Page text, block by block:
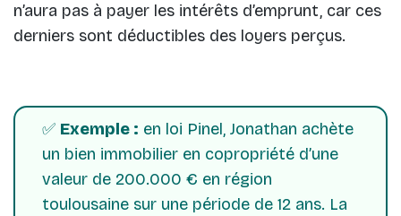
n’aura pas à payer les intérêts d’emprunt, car ces
derniers sont déductibles des loyers perçus.
✅ Exemple : en loi Pinel, Jonathan achète
un bien immobilier en copropriété d’une
valeur de 200.000 € en région
toulousaine sur une période de 12 ans. La